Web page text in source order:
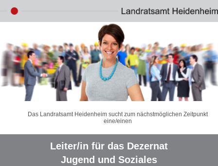
Das Landratsamt Heidenheim sucht zum nächstmöglichen Zeitpunkt
eine/einen
Leiter/in für das Dezernat
Jugend und Soziales